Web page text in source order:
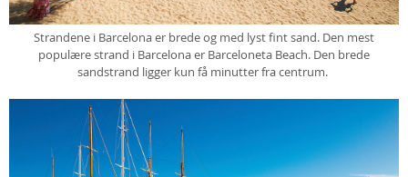
Strandene i Barcelona er brede og med lyst fint sand. Den mest
populære strand i Barcelona er Barceloneta Beach. Den brede
sandstrand ligger kun få minutter fra centrum.